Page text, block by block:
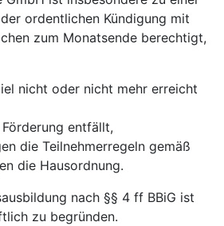
ordentlichen Kündigung mit
zum Monatsende berechtigt,
nicht oder nicht mehr erreicht
entfällt,
die Teilnehmerregeln gemäß
die Hausordnung.
nach §§ 4 ff BBiG ist
zu begründen.